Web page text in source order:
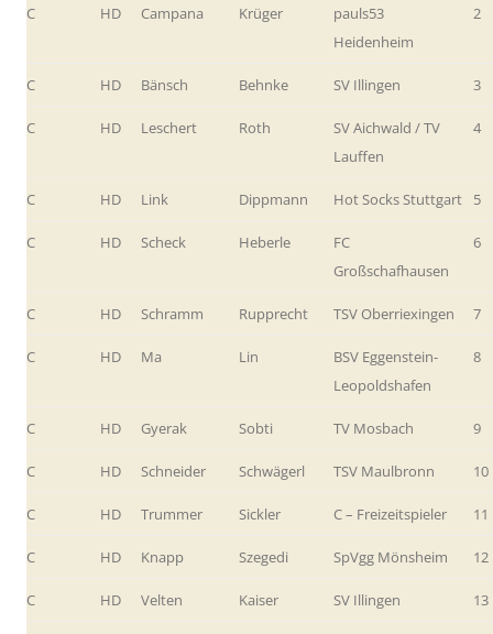
C HD Campana Krüger
pauls53
Heidenheim
2
C HD Bänsch Behnke SV Illingen 3
C HD Leschert Roth
SV Aichwald / TV
Lauffen
4
C HD Link Dippmann Hot Socks Stuttgart 5
C HD Scheck Heberle
FC
Großschafhausen
6
C HD Schramm Rupprecht TSV Oberriexingen 7
C HD Ma Lin
BSV Eggenstein-
Leopoldshafen
8
C HD Gyerak Sobti TV Mosbach 9
C HD Schneider Schwägerl TSV Maulbronn 10
C HD Trummer Sickler C – Freizeitspieler 11
C HD Knapp Szegedi SpVgg Mönsheim 12
C HD Velten Kaiser SV Illingen 13